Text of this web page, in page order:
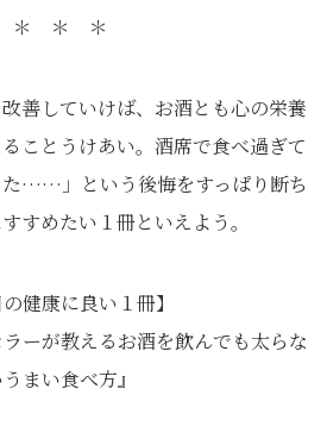
＊ ＊ ＊
善していけば、お酒とも心の栄養
ことうけあい。酒席で食べ過ぎて
た……」という後悔をすっぱり断ち
すめたい１冊といえよう。
の健康に良い１冊】
ラーが教えるお酒を飲んでも太らな
まい食べ方』